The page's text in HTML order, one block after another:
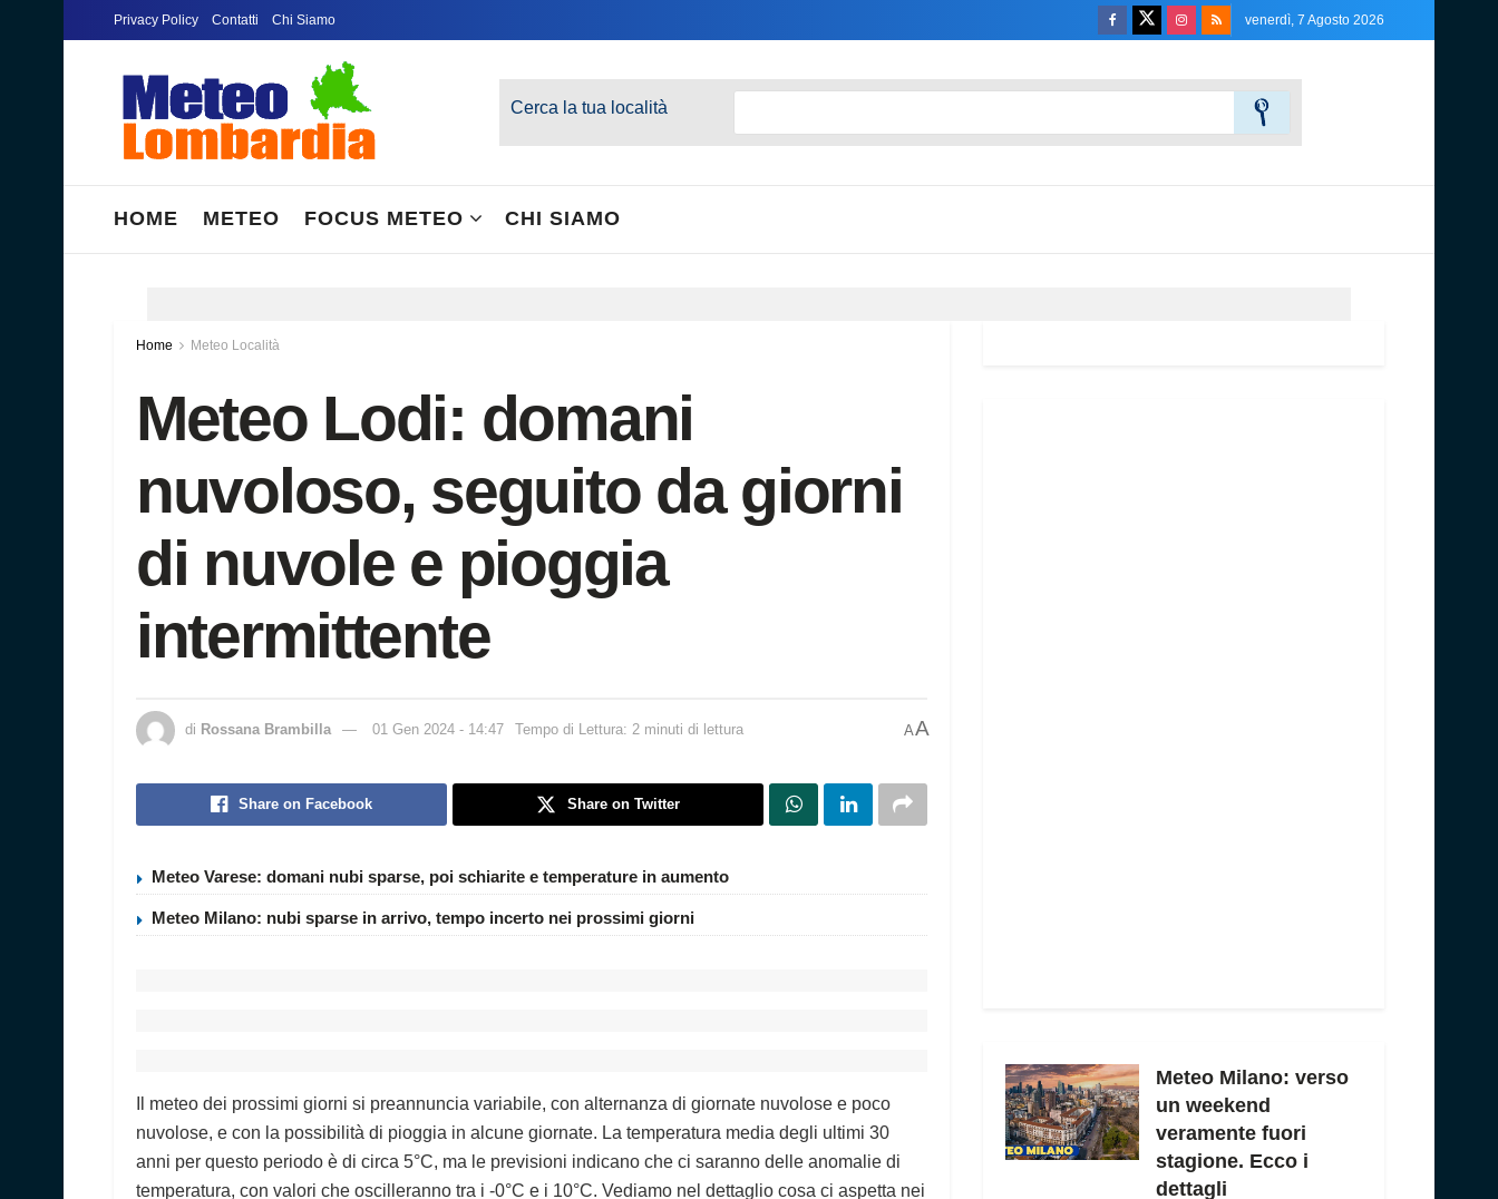
Privacy Policy Contatti Chi Siamo venerdì, 7 Agosto 2026
Cerca la tua località
HOME METEO FOCUS METEO CHI SIAMO
Home Meteo Località
Meteo Lodi: domani
nuvoloso, seguito da giorni
di nuvole e pioggia
intermittente
di Rossana Brambilla 01 Gen 2024 - 14:47 Tempo di Lettura: 2 minuti di lettura AA
Share on Facebook Share on Twitter
Meteo Varese: domani nubi sparse, poi schiarite e temperature in aumento
Meteo Milano: nubi sparse in arrivo, tempo incerto nei prossimi giorni
Il meteo dei prossimi giorni si preannuncia variabile, con alternanza di giornate nuvolose e poco
nuvolose, e con la possibilità di pioggia in alcune giornate. La temperatura media degli ultimi 30
anni per questo periodo è di circa 5°C, ma le previsioni indicano che ci saranno delle anomalie di
temperatura, con valori che oscilleranno tra i -0°C e i 10°C. Vediamo nel dettaglio cosa ci aspetta nei
Meteo Milano: verso
un weekend
veramente fuori
stagione. Ecco i
dettagli